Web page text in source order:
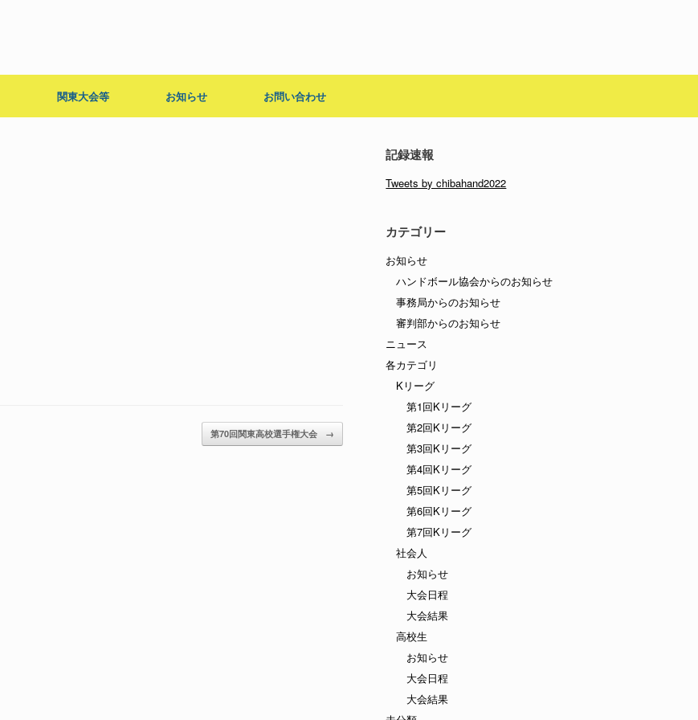
関東大会等 お知らせ お問い合わせ
第70回関東高校選手権大会 →
記録速報
Tweets by chibahand2022
カテゴリー
お知らせ
ハンドボール協会からのお知らせ
事務局からのお知らせ
審判部からのお知らせ
ニュース
各カテゴリ
Kリーグ
第1回Kリーグ
第2回Kリーグ
第3回Kリーグ
第4回Kリーグ
第5回Kリーグ
第6回Kリーグ
第7回Kリーグ
社会人
お知らせ
大会日程
大会結果
高校生
お知らせ
大会日程
大会結果